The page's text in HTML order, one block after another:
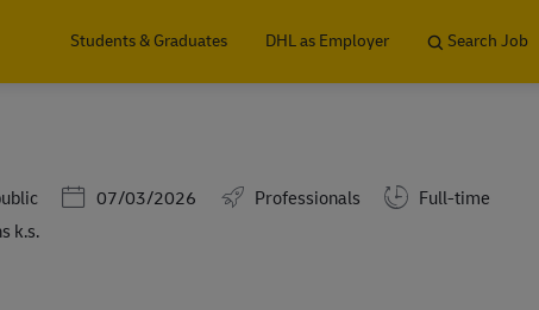
Students & Graduates DHL as Employer Search Job
Posted Date
07/03/2026 Professionals
Full-time
k.s.